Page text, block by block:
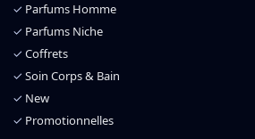
✓ Parfums Homme
✓ Parfums Niche
✓ Coffrets
✓ Soin Corps & Bain
✓ New
✓ Promotionnelles